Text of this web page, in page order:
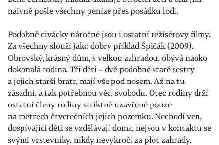
naivně pošle všechny peníze přes posádku lodi.
Podobně divácky náročné jsou i ostatní režisérovy filmy.
Za všechny slouží jako dobrý příklad Špičák (2009).
Obrovský, krásný dům, s velkou zahradou, obývá naoko
dokonalá rodina. Tři děti – dvě podobně staré sestry
a jejich starší bratr, mají vše pod nosem. Až na tu
zásadní, a tak potřebnou věc, svobodu. Otec rodiny drží
ostatní členy rodiny striktně uzavřené pouze
na metrech čtverečních jejich pozemku. Nechodí ven,
dospívající děti se vzdělávají doma, nejsou v kontaktu se
svými vrstevníky, nikdy nevykročí za plot zahrady.